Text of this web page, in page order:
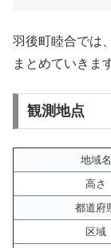
羽後町睦合では
まとめていきま
観測地点
地域名
高さ
都道府
区域